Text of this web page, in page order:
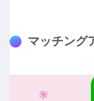
マッチング